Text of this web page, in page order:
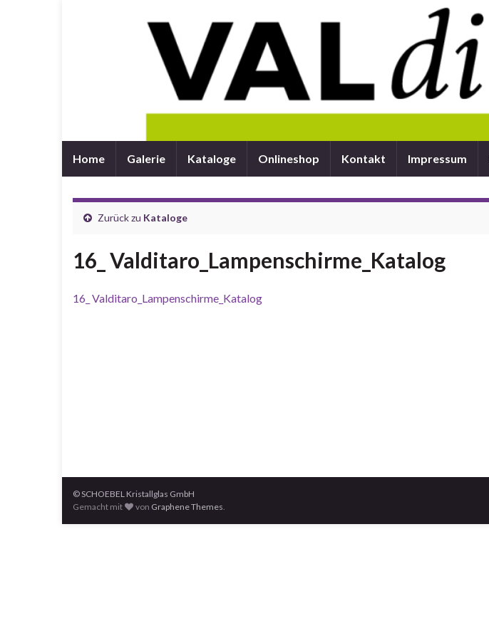
Home Galerie Kataloge Onlineshop Kontakt Impressum
Zurück zu Kataloge
16_ Valditaro_Lampenschirme_Katalog
16_ Valditaro_Lampenschirme_Katalog
© SCHOEBEL Kristallglas GmbH
Gemacht mit
von Graphene Themes.